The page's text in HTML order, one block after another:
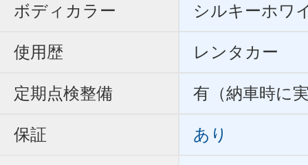
ボディカラー シルキーホワ
使用歴 レンタカー
定期点検整備 有（納車時に
保証 あり